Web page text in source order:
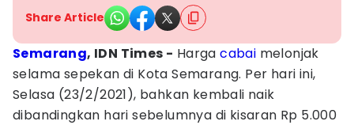
Share Article
Semarang, IDN Times - Hargacabai melonjak
selama sepekan di Kota Semarang. Per hari ini,
Selasa (23/2/2021), bahkan kembali naik
dibandingkan hari sebelumnya di kisaran Rp 5.000